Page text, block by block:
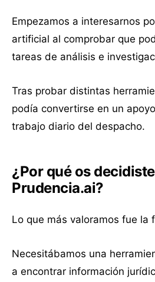
Empezamos a interesarnos
artificial al comprobar que
tareas de análisis e
Tras probar distintas
podía convertirse en un
trabajo diario del despacho.
¿Por qué os
Prudencia.ai?
Lo que más valoramos fue la
Necesitábamos una
a encontrar información